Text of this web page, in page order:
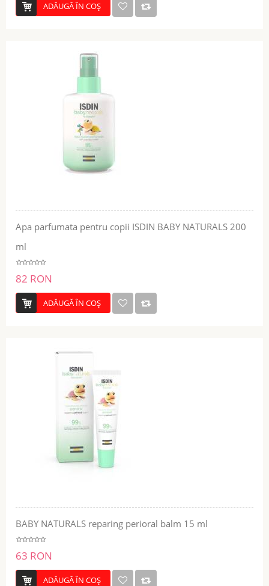
ADĂUGĂ ÎN COŞ
Apa parfumata pentru copii ISDIN BABY NATURALS 200
ml
82 RON
ADĂUGĂ ÎN COŞ
BABY NATURALS reparing perioral balm 15 ml
63 RON
ADĂUGĂ ÎN COŞ